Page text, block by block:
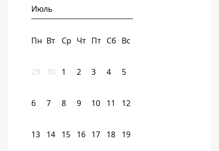
Июль
Пн Вт Ср Чт Пт Сб Вс
29 30 1 2 3 4 5
6 7 8 9 10 11 12
13 14 15 16 17 18 19